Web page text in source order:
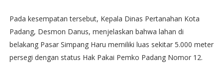
Pada kesempatan tersebut, Kepala Dinas Pertanahan Kota
Padang, Desmon Danus, menjelaskan bahwa lahan di
belakang Pasar Simpang Haru memiliki luas sekitar 5.000 meter
persegi dengan status Hak Pakai Pemko Padang Nomor 12.